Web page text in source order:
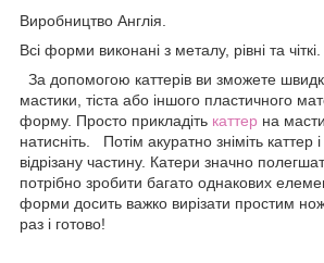
Виробництво Англія.
Всі форми виконані з металу, рівні та чіткі.
За допомогою каттерів ви зможете
мастики, тіста або іншого пластичного
форму. Просто прикладіть каттер на
натисніть. Потім акуратно зніміть каттер
відрізану частину. Катери значно
потрібно зробити багато однакових
форми досить важко вирізати простим
раз і готово!